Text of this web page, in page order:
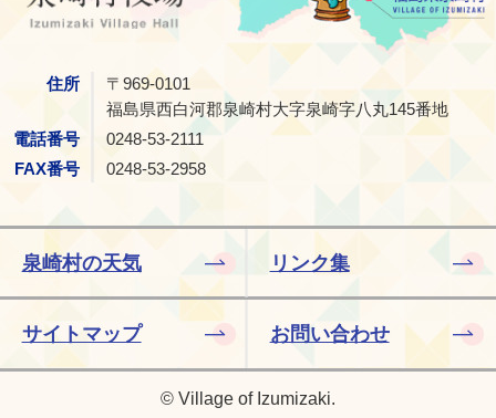
住所
〒969-0101
福島県西白河郡泉崎村大字泉崎字八丸145番地
電話番号
0248-53-2111
FAX番号
0248-53-2958
泉崎村の天気 リンク集
サイトマップ お問い合わせ
© Village of Izumizaki.